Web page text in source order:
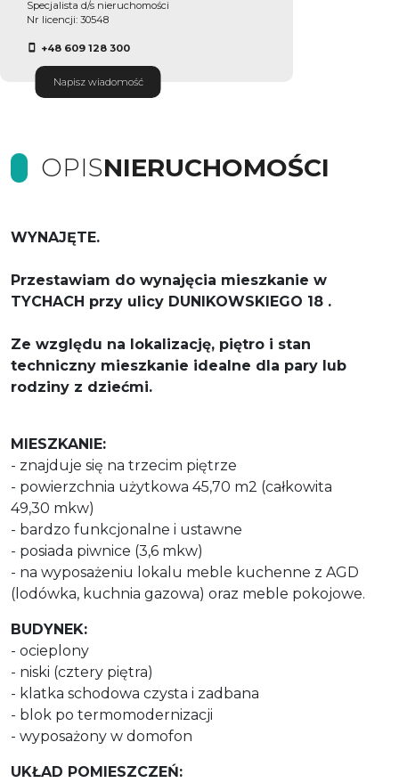
Specjalista d/s nieruchomości
Nr licencji: 30548
+48 609 128 300
Napisz wiadomość
OPISNIERUCHOMOŚCI
WYNAJĘTE.
Przestawiam do wynajęcia mieszkanie w
TYCHACH przy ulicy DUNIKOWSKIEGO 18 .
Ze względu na lokalizację, piętro i stan
techniczny mieszkanie idealne dla pary lub
rodziny z dziećmi.
MIESZKANIE:
- znajduje się na trzecim piętrze
- powierzchnia użytkowa 45,70 m2 (całkowita
49,30 mkw)
- bardzo funkcjonalne i ustawne
- posiada piwnice (3,6 mkw)
- na wyposażeniu lokalu meble kuchenne z AGD
(lodówka, kuchnia gazowa) oraz meble pokojowe.
BUDYNEK:
- ocieplony
- niski (cztery piętra)
- klatka schodowa czysta i zadbana
- blok po termomodernizacji
- wyposażony w domofon
UKŁAD POMIESZCZEŃ: